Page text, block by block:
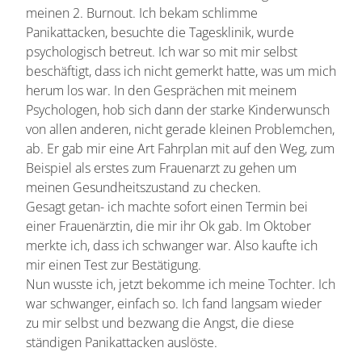
meinen 2. Burnout. Ich bekam schlimme
Panikattacken, besuchte die Tagesklinik, wurde
psychologisch betreut. Ich war so mit mir selbst
beschäftigt, dass ich nicht gemerkt hatte, was um mich
herum los war. In den Gesprächen mit meinem
Psychologen, hob sich dann der starke Kinderwunsch
von allen anderen, nicht gerade kleinen Problemchen,
ab. Er gab mir eine Art Fahrplan mit auf den Weg, zum
Beispiel als erstes zum Frauenarzt zu gehen um
meinen Gesundheitszustand zu checken.
Gesagt getan- ich machte sofort einen Termin bei
einer Frauenärztin, die mir ihr Ok gab. Im Oktober
merkte ich, dass ich schwanger war. Also kaufte ich
mir einen Test zur Bestätigung.
Nun wusste ich, jetzt bekomme ich meine Tochter. Ich
war schwanger, einfach so. Ich fand langsam wieder
zu mir selbst und bezwang die Angst, die diese
ständigen Panikattacken auslöste.